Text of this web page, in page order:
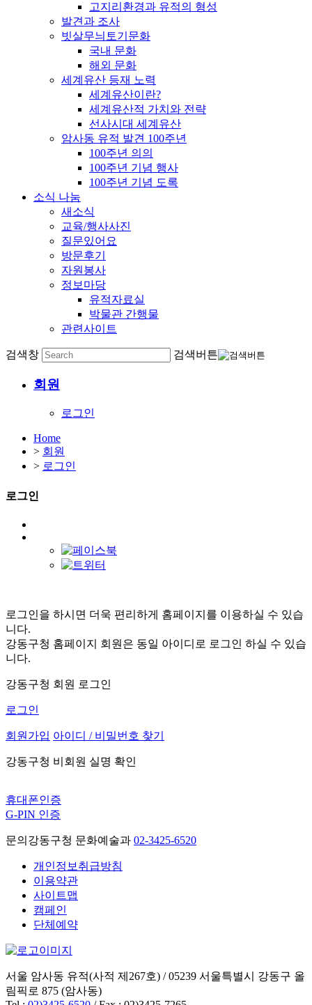
고지리환경과 유적의 형성
발견과 조사
빗살무늬토기문화
국내 문화
해외 문화
세계유산 등재 노력
세계유산이란?
세계유산적 가치와 전략
선사시대 세계유산
암사동 유적 발견 100주년
100주년 의의
100주년 기념 행사
100주년 기념 도록
소식 나눔
새소식
교육/행사사진
질문있어요
방문후기
자원봉사
정보마당
유적자료실
박물관 간행물
관련사이트
검색창 검색버튼
회원
로그인
Home
> 회원
> 로그인
로그인
로그인을 하시면 더욱 편리하게 홈페이지를 이용하실 수 있습
니다.
강동구청 홈페이지 회원은 동일 아이디로 로그인 하실 수 있습
니다.
강동구청 회원 로그인
로그인
회원가입 아이디 / 비밀번호 찾기
강동구청 비회원 실명 확인
휴대폰인증
G-PIN 인증
문의 강동구청 문화예술과 02-3425-6520
개인정보취급방침
이용약관
사이트맵
캠페인
단체예약
서울 암사동 유적(사적 제267호) / 05239 서울특별시 강동구 올
림픽로 875 (암사동)